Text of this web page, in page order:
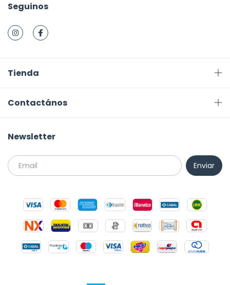
Seguinos
Tienda
Contactános
Newsletter